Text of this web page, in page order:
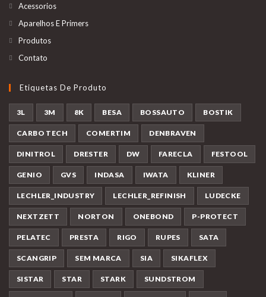
Acessorios
Aparelhos E Primers
Produtos
Contato
Etiquetas De Produto
3L 3M 8K BESA BOSSAUTO BOSTIK
CARBO TECH COMERTIM DENBRAVEN
DINITROL DRESTER DW FARECLA FESTOOL
GENIO GVS INDASA IWATA KLINER
LECHLER_INDUSTRY LECHLER_REFINISH LUDECKE
NEXTZETT NORTON ONEBOND P-PROTECT
PELATEC PRESTA RIGO RUPES SATA
SCANGRIP SEM MARCA SIA SIKAFLEX
SISTAR STAR STARK SUNDSTROM